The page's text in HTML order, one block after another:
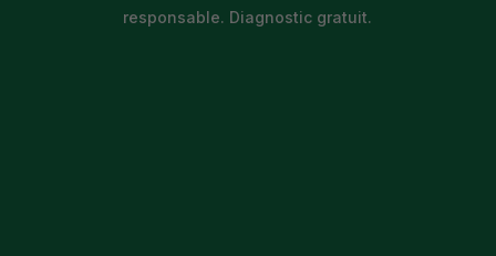
responsable. Diagnostic gratuit.